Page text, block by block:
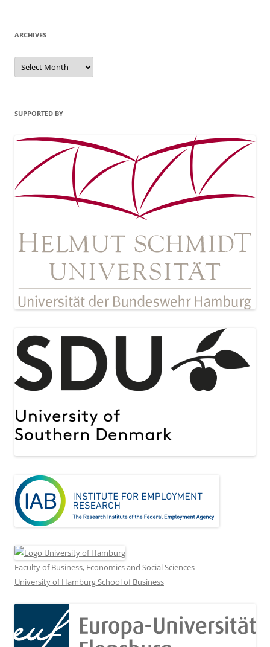
ARCHIVES
Archives
SUPPORTED BY
Faculty of Business, Economics and Social Sciences
University of Hamburg School of Business